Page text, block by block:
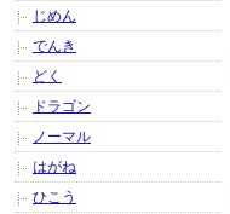
じめん
でんき
どく
ドラゴン
ノーマル
はがね
ひこう